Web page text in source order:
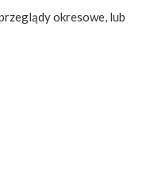
okresowe, lub